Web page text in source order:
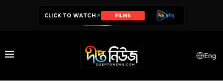
CLICK TO WATCH SERIES
Eng